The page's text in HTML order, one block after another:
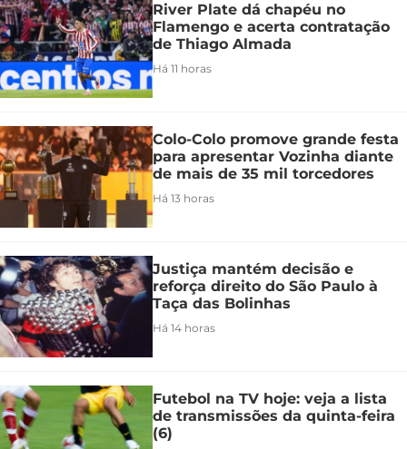
River Plate dá chapéu no
Flamengo e acerta contratação
de Thiago Almada
Há 11 horas
Colo-Colo promove grande festa
para apresentar Vozinha diante
de mais de 35 mil torcedores
Há 13 horas
Justiça mantém decisão e
reforça direito do São Paulo à
Taça das Bolinhas
Há 14 horas
Futebol na TV hoje: veja a lista
de transmissões da quinta-feira
(6)